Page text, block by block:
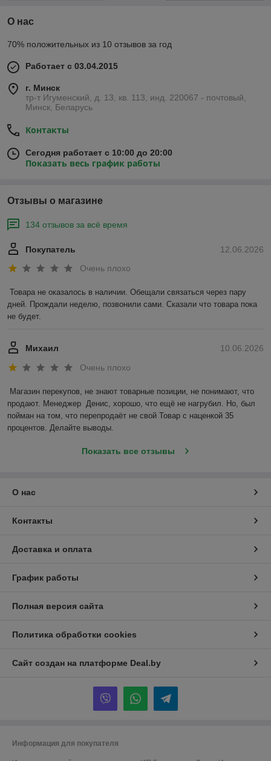
О нас
70% положительных из 10 отзывов за год
Работает с 03.04.2015
г. Минск
тр-т Игуменский, д. 13, кв. 113, инд. 220067 - почтовый,
Минск, Беларусь
Контакты
Сегодня работает с 10:00 до 20:00
Показать весь график работы
Отзывы о магазине
134 отзывов за всё время
12.06.2026
Покупатель
Очень плохо
Товара не оказалось в наличии. Обещали связаться через пару
дней. Прождали неделю, позвонили сами. Сказали что товара пока
не будет.
10.06.2026
Михаил
Очень плохо
Магазин перекупов, не знают товарные позиции, не понимают, что
продают. Менеджер  Денис, хорошо, что ещё не нагрубил. Но, был
пойман на том, что перепродаёт не свой Товар с наценкой 35
процентов. Делайте выводы.
Показать все отзывы
О нас
Контакты
Доставка и оплата
График работы
Полная версия сайта
Политика обработки cookies
Сайт создан на платформе Deal.by
Информация для покупателя